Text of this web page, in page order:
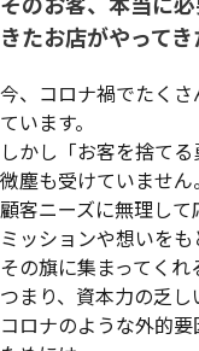
きたお店がやって
今、コロナ禍でたく
ています。
しかし「お客を捨て
微塵も受けていません。
顧客ニーズに無理して
ミッションや想いを
その旗に集まってくれ
つまり、資本力の乏し
コロナのような外的